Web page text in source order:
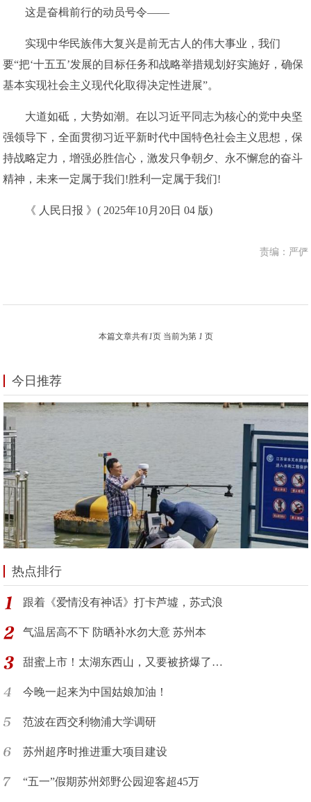
这是奋楫前行的动员号令——
实现中华民族伟大复兴是前无古人的伟大事业，我们
要“把‘十五五’发展的目标任务和战略举措规划好实施好，确保
基本实现社会主义现代化取得决定性进展”。
大道如砥，大势如潮。在以习近平同志为核心的党中央坚
强领导下，全面贯彻习近平新时代中国特色社会主义思想，保
持战略定力，增强必胜信心，激发只争朝夕、永不懈怠的奋斗
精神，未来一定属于我们!胜利一定属于我们!
《 人民日报 》( 2025年10月20日 04 版)
责编：严俨
本篇文章共有1页 当前为第 1 页
今日推荐
热点排行
跟着《爱情没有神话》打卡芦墟，苏式浪
气温居高不下 防晒补水勿大意 苏州本
甜蜜上市！太湖东西山，又要被挤爆了…
今晚一起来为中国姑娘加油！
范波在西交利物浦大学调研
苏州超序时推进重大项目建设
“五一”假期苏州郊野公园迎客超45万